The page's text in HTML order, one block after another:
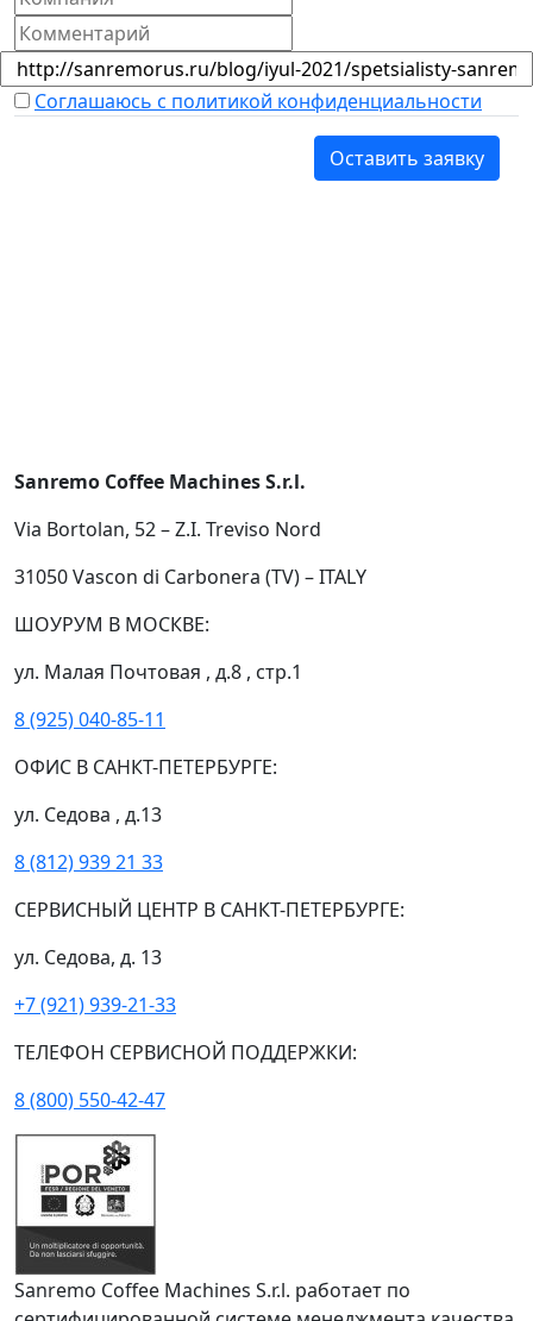
Соглашаюсь с политикой конфиденциальности
Оставить заявку
Sanremo Coffee Machines S.r.l.
Via Bortolan, 52 – Z.I. Treviso Nord
31050 Vascon di Carbonera (TV) – ITALY
ШОУРУМ В МОСКВЕ:
ул. Малая Почтовая , д.8 , стр.1
8 (925) 040-85-11
ОФИС В САНКТ-ПЕТЕРБУРГЕ:
ул. Седова , д.13
8 (812) 939 21 33
СЕРВИСНЫЙ ЦЕНТР В САНКТ-ПЕТЕРБУРГЕ:
ул. Седова, д. 13
+7 (921) 939-21-33
ТЕЛЕФОН СЕРВИСНОЙ ПОДДЕРЖКИ:
8 (800) 550-42-47
Sanremo Coffee Machines S.r.l. работает по